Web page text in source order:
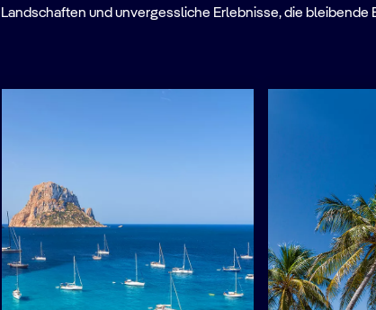
und unvergessliche Erlebnisse, die bleibende